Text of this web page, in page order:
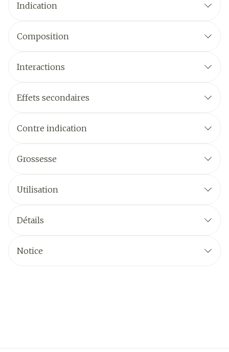
Indication
Composition
Interactions
Effets secondaires
Contre indication
Grossesse
Utilisation
Détails
Notice